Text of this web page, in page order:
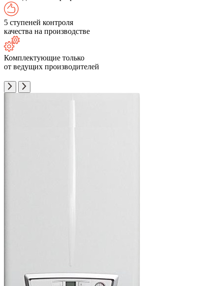
5 ступеней контроля
качества на производстве
Комплектующие только
от ведущих производителей